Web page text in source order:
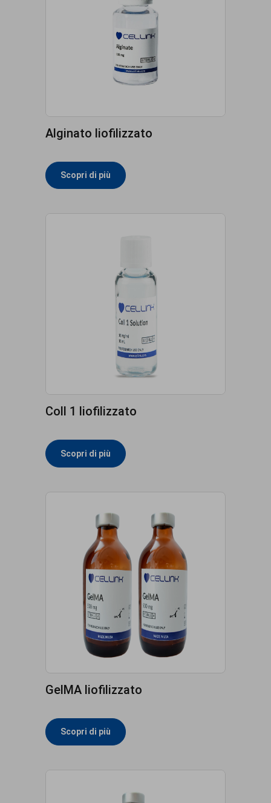
Alginato liofilizzato
Scopri di più
Coll 1 liofilizzato
Scopri di più
GelMA liofilizzato
Scopri di più